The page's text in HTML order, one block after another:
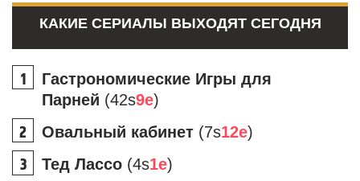
КАКИЕ СЕРИАЛЫ ВЫХОДЯТ СЕГОДНЯ
Гастрономические Игры для
Парней (42s9e)
Овальный кабинет (7s12e)
Тед Лассо (4s1e)